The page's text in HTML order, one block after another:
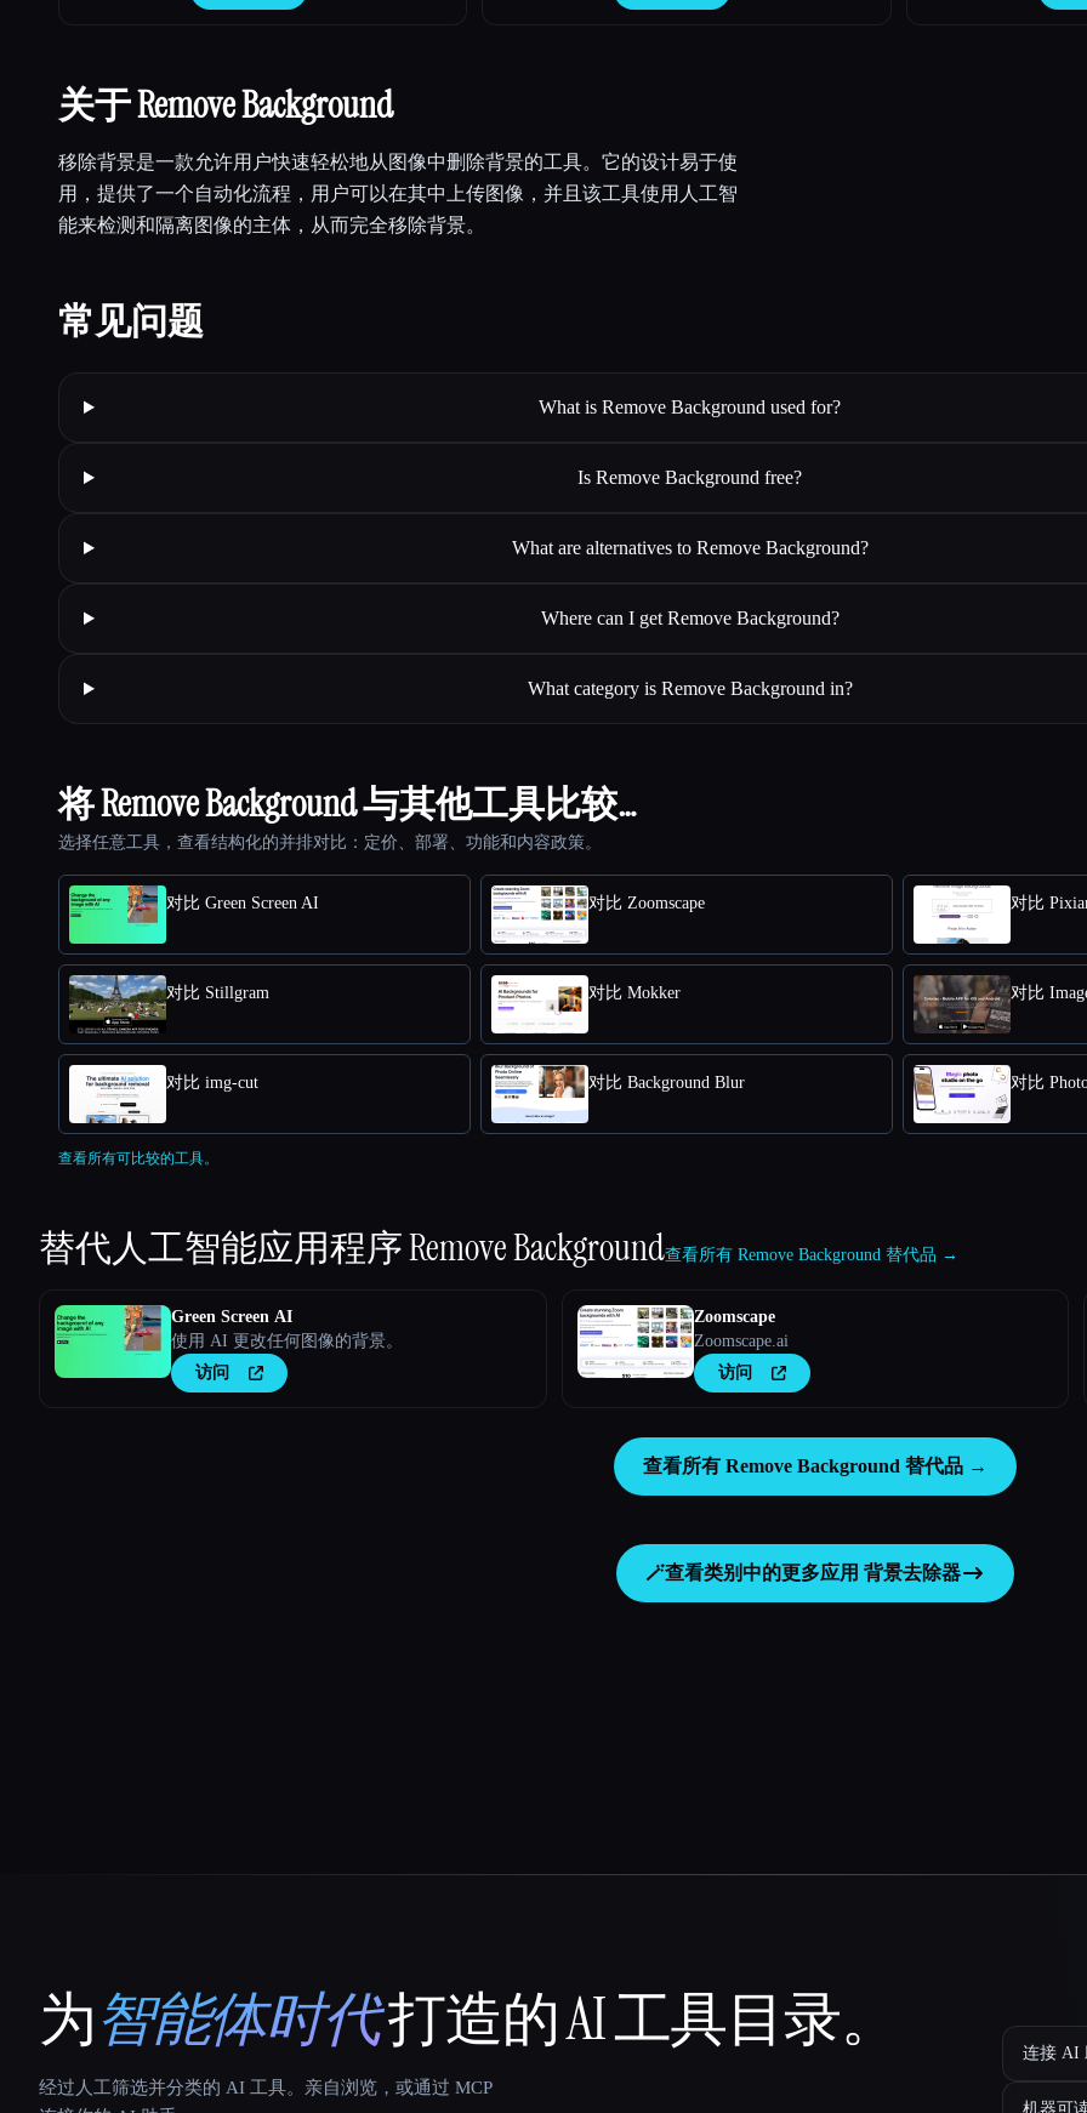
关于 Remove Background
移除背景是一款允许用户快速轻松地从图像中删除背景的工具。它的设计易于使
用，提供了一个自动化流程，用户可以在其中上传图像，并且该工具使用人工智
能来检测和隔离图像的主体，从而完全移除背景。
常见问题
What is Remove Background used for?
Is Remove Background free?
What are alternatives to Remove Background?
Where can I get Remove Background?
What category is Remove Background in?
将 Remove Background 与其他工具比较…
选择任意工具，查看结构化的并排对比：定价、部署、功能和内容政策。
对比 Green Screen AI 对比 Zoomscape 对比
对比 Stillgram 对比 Mokker 对比
对比 img-cut 对比 Background Blur 对比
查看所有可比较的工具。
替代人工智能应用程序Remove Background查看所有 Remove Background 替代品 →
Green Screen AI
使用 AI 更改任何图像的背景。
访问
Zoomscape
Zoomscape.ai
访问
查看所有 Remove Background 替代品 →
🪄查看类别中的更多应用 背景去除器
That AI Collection
为智能体时代打造的 AI 工具目录。
经过人工筛选并分类的 AI 工具。亲自浏览，或通过 MCP
连接 AI
机器可